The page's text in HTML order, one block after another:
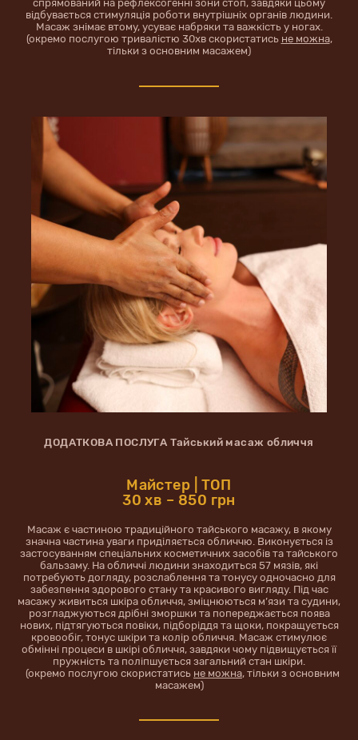
спрямований на рефлексогенні зони стоп, завдяки цьому
відбувається стимуляція роботи внутрішніх органів людини.
Масаж знімає втому, усуває набряки та важкість у ногах.
(окремо послугою тривалістю 30хв скористатись не можна,
тільки з основним масажем)
ДОДАТКОВА ПОСЛУГА Тайський масаж обличчя
Майстер | ТОП
30 хв – 850 грн
Масаж є частиною традиційного тайського масажу, в якому
значна частина уваги приділяється обличчю. Виконується із
застосуванням спеціальних косметичних засобів та тайського
бальзаму. На обличчі людини знаходиться 57 мязів, які
потребують догляду, розслаблення та тонусу одночасно для
забезпення здорового стану та красивого вигляду. Під час
масажу живиться шкіра обличчя, зміцнюються м’язи та судини,
розгладжуються дрібні зморшки та попереджається поява
нових, підтягуються повіки, підборіддя та щоки, покращується
кровообіг, тонус шкіри та колір обличчя. Масаж стимулює
обмінні процеси в шкірі обличчя, завдяки чому підвищується її
пружність та поліпшується загальний стан шкіри.
(окремо послугою скористатись не можна, тільки з основним
масажем)